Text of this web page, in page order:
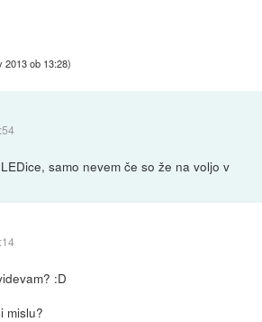
2013 ob 13:28)
samo nevem če so že na voljo v
:D
mislu?